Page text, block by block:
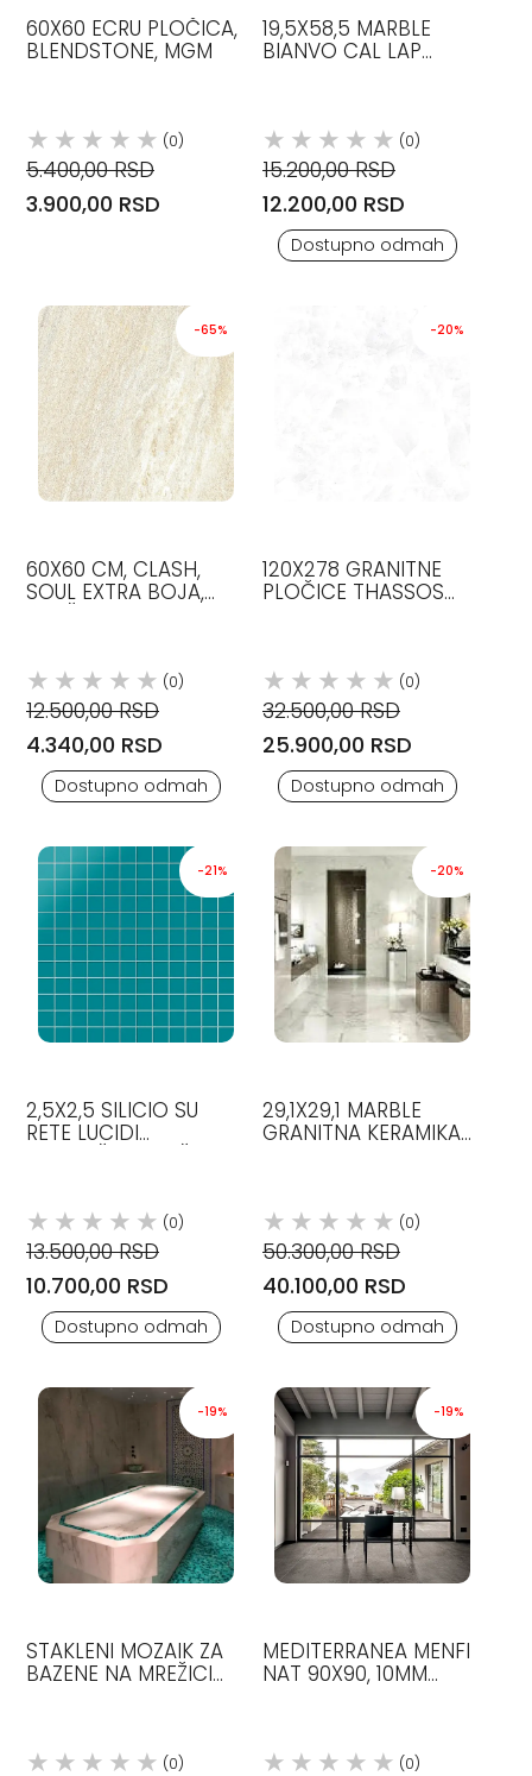
60X60 ECRU PLOČICA,
BLENDSTONE, MGM
(0)
5.400,00 RSD
3.900,00 RSD
19,5X58,5 MARBLE
BIANVO CAL LAP
(0)
15.200,00 RSD
12.200,00 RSD
Dostupno odmah
-65%
60X60 CM, CLASH,
SOUL EXTRA BOJA,
(0)
12.500,00 RSD
4.340,00 RSD
Dostupno odmah
-20%
120X278 GRANITNE
PLOČICE THASSOS
(0)
32.500,00 RSD
25.900,00 RSD
Dostupno odmah
-21%
2,5X2,5 SILICIO SU
RETE LUCIDI
(0)
13.500,00 RSD
10.700,00 RSD
Dostupno odmah
-20%
29,1X29,1 MARBLE
GRANITNA KERAMIKA
(0)
50.300,00 RSD
40.100,00 RSD
Dostupno odmah
-19%
STAKLENI MOZAIK ZA
BAZENE NA MREŽICI
(0)
-19%
MEDITERRANEA MENFI
NAT 90X90, 10MM
(0)